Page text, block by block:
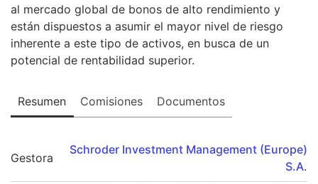
al mercado global de bonos de alto rendimiento y
están dispuestos a asumir el mayor nivel de riesgo
inherente a este tipo de activos, en busca de un
potencial de rentabilidad superior.
Resumen Comisiones Documentos
Gestora
Schroder Investment Management (Europe)
S.A.